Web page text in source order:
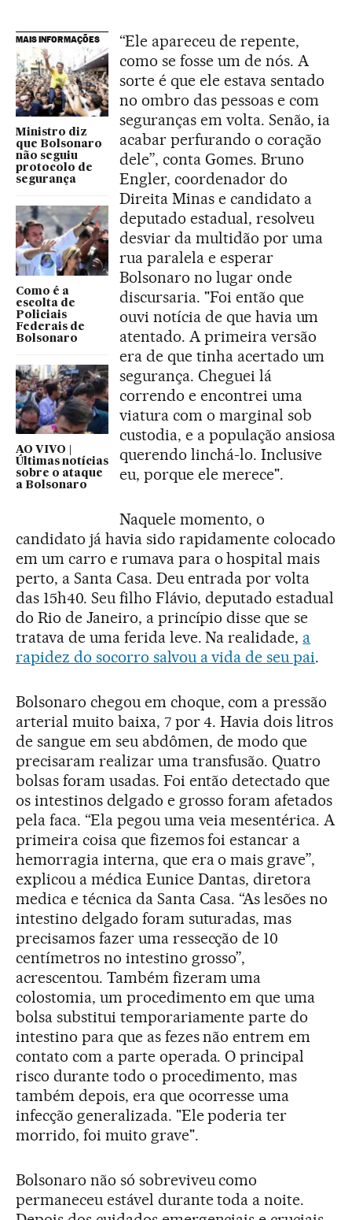
MAIS INFORMAÇÕES
Ministro diz
que Bolsonaro
não seguiu
protocolo de
segurança
Como é a
escolta de
Policiais
Federais de
Bolsonaro
AO VIVO |
Últimas notícias
sobre o ataque
a Bolsonaro
“Ele apareceu de repente,
como se fosse um de nós. A
sorte é que ele estava sentado
no ombro das pessoas e com
seguranças em volta. Senão, ia
acabar perfurando o coração
dele”, conta Gomes. Bruno
Engler, coordenador do
Direita Minas e candidato a
deputado estadual, resolveu
desviar da multidão por uma
rua paralela e esperar
Bolsonaro no lugar onde
discursaria. "Foi então que
ouvi notícia de que havia um
atentado. A primeira versão
era de que tinha acertado um
segurança. Cheguei lá
correndo e encontrei uma
viatura com o marginal sob
custodia, e a população ansiosa
querendo linchá-lo. Inclusive
eu, porque ele merece".
Naquele momento, o
candidato já havia sido rapidamente colocado
em um carro e rumava para o hospital mais
perto, a Santa Casa. Deu entrada por volta
das 15h40. Seu filho Flávio, deputado estadual
do Rio de Janeiro, a princípio disse que se
tratava de uma ferida leve. Na realidade, a
rapidez do socorro salvou a vida de seu pai.
Bolsonaro chegou em choque, com a pressão
arterial muito baixa, 7 por 4. Havia dois litros
de sangue em seu abdômen, de modo que
precisaram realizar uma transfusão. Quatro
bolsas foram usadas. Foi então detectado que
os intestinos delgado e grosso foram afetados
pela faca. “Ela pegou uma veia mesentérica. A
primeira coisa que fizemos foi estancar a
hemorragia interna, que era o mais grave”,
explicou a médica Eunice Dantas, diretora
medica e técnica da Santa Casa. “As lesões no
intestino delgado foram suturadas, mas
precisamos fazer uma ressecção de 10
centímetros no intestino grosso”,
acrescentou. Também fizeram uma
colostomia, um procedimento em que uma
bolsa substitui temporariamente parte do
intestino para que as fezes não entrem em
contato com a parte operada. O principal
risco durante todo o procedimento, mas
também depois, era que ocorresse uma
infecção generalizada. "Ele poderia ter
morrido, foi muito grave".
Bolsonaro não só sobreviveu como
permaneceu estável durante toda a noite.